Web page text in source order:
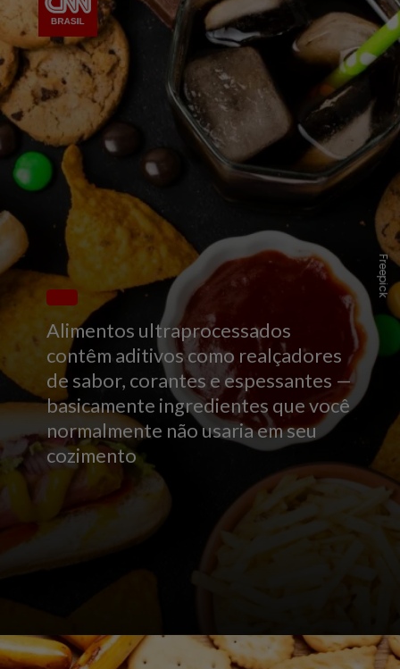
Alimentos ultraprocessados
contêm aditivos como realçadores
de sabor, corantes e espessantes —
basicamente ingredientes que você
normalmente não usaria em seu
cozimento
Freepick